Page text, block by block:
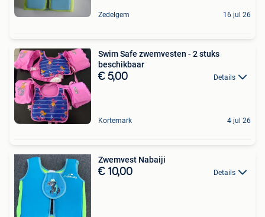
Zedelgem 16 jul 26
Swim Safe zwemvesten - 2 stuks
beschikbaar
€ 5,00 Details
Kortemark 4 jul 26
Zwemvest Nabaiji
€ 10,00 Details